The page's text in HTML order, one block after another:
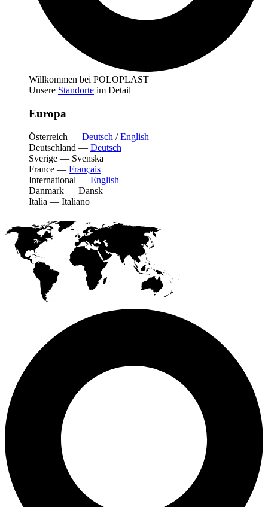
Willkommen bei POLOPLAST
Unsere Standorte im Detail
Europa
Österreich — Deutsch /English
Deutschland — Deutsch
Sverige — Svenska
France — Français
International — English
Danmark — Dansk
Italia — Italiano